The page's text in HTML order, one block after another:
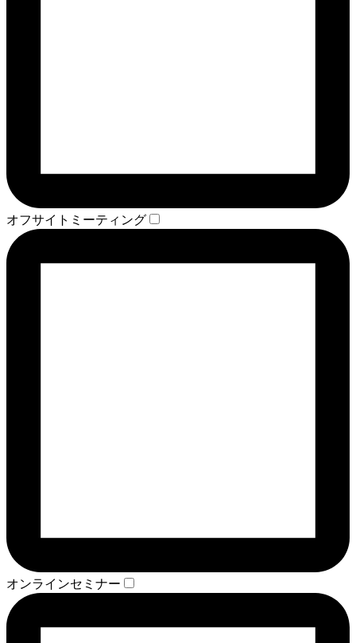
オフサイトミーティング
オンラインセミナー